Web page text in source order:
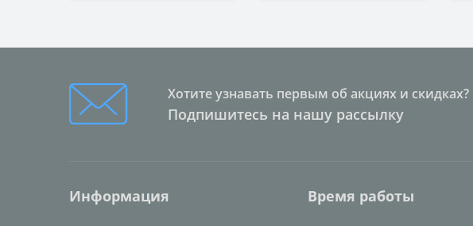
Хотите узнавать первым об акциях и скидках?
Подпишитесь на нашу рассылку
Информация Время работы